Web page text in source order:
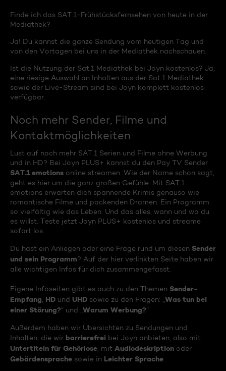
Finde ich das SAT.1-Frühstücksfernsehen von heute in der
Mediathek?
Ja! Du kannst die ganze Sendung vom heutigen Tag und
von den Vortagen bei uns in der Mediathek nachschauen.
Ist die Nutzung der Sat.1 Mediathek bei Joyn kostenlos? Ja,
eine riesige Auswahl an Inhalten aus der Sat.1 Mediathek
sowie der Live-Stream sind bei Joyn komplett kostenlos
verfügbar.
Noch mehr Sender, Filme und
Kontaktmöglichkeiten
Lust auf noch mehr SAT.1 Serien und Filme ohne Werbung
und in HD? Bei Joyn PLUS+ kannst du den Pay TV Sender
SAT.1 emotions online streamen. Wie der Name schon sagt,
geht es hier um die ganz großen Gefühle: Mit SAT.1
emotions erwarten dich spannende Krimis genauso wie
romantische Filme und packenden Dramen. Ein Programm
so vielfältig wie das Leben. Und das alles, wann und wo du
es willst. Teste jetzt Joyn PLUS+ kostenlos und streame
sofort los.
Du hast ein Anliegen oder eine Frage rund um diesen Sender
und sein Programm? Auf der hier verlinkten Seite haben wir
alle wichtigen Infos für dich zusammengefasst.
Eigene Infoseiten gibt es auch zu den Themen Sender-
Empfang HD und UHD sowie zu den Fragen: „ Was tun bei
einer Störung?“ und „ Warum Werbung?“
Außerdem haben wir Übersichten zu Sendungen und
Inhalten, die wir barrierefrei bei Joyn anbieten, also mit
Untertiteln für Gehörlose , mit Audiodeskription oder
Gebärdensprache sowie in Leichter Sprache